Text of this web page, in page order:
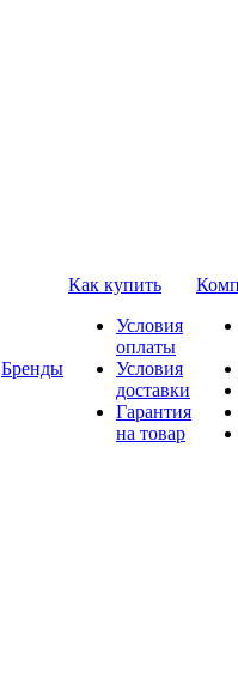
Бренды
Как купить
Условия
оплаты
Условия
доставки
Гарантия
на товар